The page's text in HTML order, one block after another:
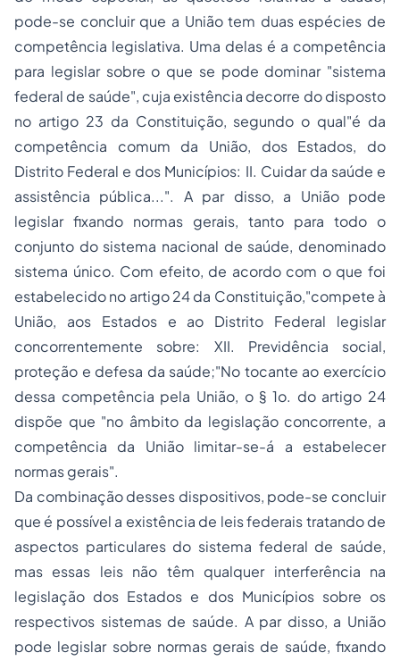
pode-se concluir que a União tem duas espécies de
competência legislativa. Uma delas é a competência
para legislar sobre o que se pode dominar "sistema
federal de saúde", cuja existência decorre do disposto
no artigo 23 da Constituição, segundo o qual"é da
competência comum da União, dos Estados, do
Distrito Federal e dos Municípios: II. Cuidar da saúde e
assistência pública...". A par disso, a União pode
legislar fixando normas gerais, tanto para todo o
conjunto do sistema nacional de saúde, denominado
sistema único. Com efeito, de acordo com o que foi
estabelecido no artigo 24 da Constituição,"compete à
União, aos Estados e ao Distrito Federal legislar
concorrentemente sobre: XII. Previdência social,
proteção e defesa da saúde;"No tocante ao exercício
dessa competência pela União, o § 1o. do artigo 24
dispõe que "no âmbito da legislação concorrente, a
competência da União limitar-se-á a estabelecer
normas gerais".
Da combinação desses dispositivos, pode-se concluir
que é possível a existência de leis federais tratando de
aspectos particulares do sistema federal de saúde,
mas essas leis não têm qualquer interferência na
legislação dos Estados e dos Municípios sobre os
respectivos sistemas de saúde. A par disso, a União
pode legislar sobre normas gerais de saúde, fixando